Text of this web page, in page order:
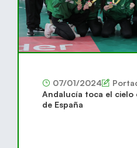
07/01/2024
Andalucía toca el cielo
de España